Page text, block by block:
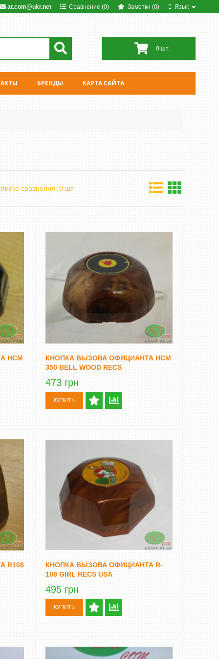
at.com@ukr.net Сравнение (0) Заметки (0) Язык
0 шт.
БРЕНДЫ КАРТА САЙТА
сравнения: 0 шт
HCM
КНОПКА ВЫЗОВА ОФИЦИАНТА HCM
350 BELL WOOD RECS
473 грн
КУПИТЬ
R108
КНОПКА ВЫЗОВА ОФИЦИАНТА R-
108 GIRL RECS USA
495 грн
КУПИТЬ